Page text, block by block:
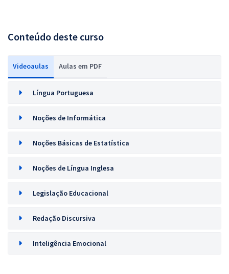
Conteúdo deste curso
Videoaulas Aulas em PDF
Língua Portuguesa
Noções de Informática
Noções Básicas de Estatística
Noções de Língua Inglesa
Legislação Educacional
Redação Discursiva
Inteligência Emocional